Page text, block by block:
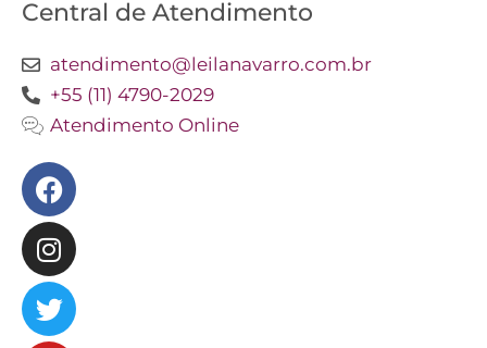
Central de Atendimento
atendimento@leilanavarro.com.br
+55 (11) 4790-2029
Atendimento Online
Facebook
Instagram
Twitter
Youtube
Linkedin
Slideshare